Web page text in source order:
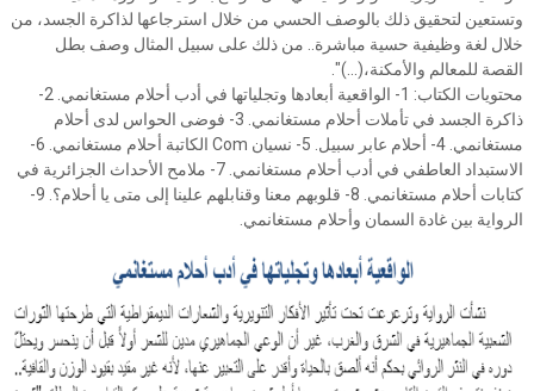
وتستعين لتحقيق ذلك بالوصف الحسي من خلال استرجاعها لذاكرة الجسد، من
خلال لغة وظيفية حسية مباشرة.. من ذلك على سبيل المثال وصف بطل
القصة للمعالم والأمكنة،(...)".
محتويات الكتاب: 1- الواقعية أبعادها وتجلياتها في أدب أحلام مستغانمي. 2-
ذاكرة الجسد في تأملات أحلام مستغانمي. 3- فوضى الحواس لدى أحلام
مستغانمي. 4- أحلام عابر سبيل. 5- نسيان Com الكاتبة أحلام مستغانمي. 6-
الاستبداد العاطفي في أدب أحلام مستغانمي. 7- ملامح الأحداث الجزائرية في
كتابات أحلام مستغانمي. 8- قلوبهم معنا وقنابلهم علينا إلى متى يا أحلام؟. 9-
الرواية بين غادة السمان وأحلام مستغانمي.